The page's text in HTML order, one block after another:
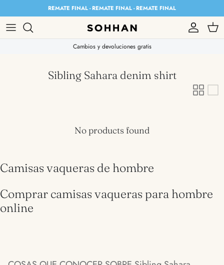
REMATE FINAL - REMATE FINAL - REMATE FINAL
Account
Cart
Cambios y devoluciones gratis
Sibling Sahara denim shirt
No products found
Camisas vaqueras de hombre
Comprar camisas vaqueras para hombre
online